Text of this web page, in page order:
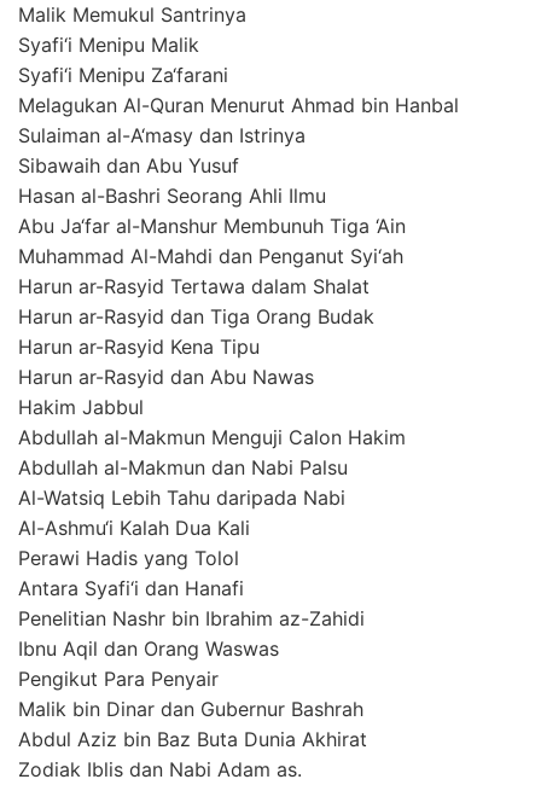
Malik Memukul Santrinya
Syafi‘i Menipu Malik
Syafi‘i Menipu Za‘farani
Melagukan Al-Quran Menurut Ahmad bin Hanbal
Sulaiman al-A‘masy dan Istrinya
Sibawaih dan Abu Yusuf
Hasan al-Bashri Seorang Ahli Ilmu
Abu Ja‘far al-Manshur Membunuh Tiga ‘Ain
Muhammad Al-Mahdi dan Penganut Syi‘ah
Harun ar-Rasyid Tertawa dalam Shalat
Harun ar-Rasyid dan Tiga Orang Budak
Harun ar-Rasyid Kena Tipu
Harun ar-Rasyid dan Abu Nawas
Hakim Jabbul
Abdullah al-Makmun Menguji Calon Hakim
Abdullah al-Makmun dan Nabi Palsu
Al-Watsiq Lebih Tahu daripada Nabi
Al-Ashmu‘i Kalah Dua Kali
Perawi Hadis yang Tolol
Antara Syafi‘i dan Hanafi
Penelitian Nashr bin Ibrahim az-Zahidi
Ibnu Aqil dan Orang Waswas
Pengikut Para Penyair
Malik bin Dinar dan Gubernur Bashrah
Abdul Aziz bin Baz Buta Dunia Akhirat
Zodiak Iblis dan Nabi Adam as.